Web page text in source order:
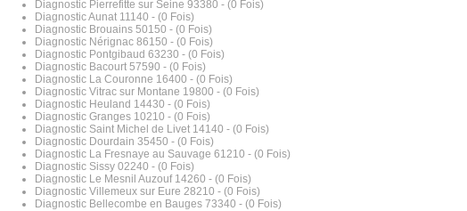
Diagnostic Pierrefitte sur Seine 93380 - (0 Fois)
Diagnostic Aunat 11140 - (0 Fois)
Diagnostic Brouains 50150 - (0 Fois)
Diagnostic Nérignac 86150 - (0 Fois)
Diagnostic Pontgibaud 63230 - (0 Fois)
Diagnostic Bacourt 57590 - (0 Fois)
Diagnostic La Couronne 16400 - (0 Fois)
Diagnostic Vitrac sur Montane 19800 - (0 Fois)
Diagnostic Heuland 14430 - (0 Fois)
Diagnostic Granges 10210 - (0 Fois)
Diagnostic Saint Michel de Livet 14140 - (0 Fois)
Diagnostic Dourdain 35450 - (0 Fois)
Diagnostic La Fresnaye au Sauvage 61210 - (0 Fois)
Diagnostic Sissy 02240 - (0 Fois)
Diagnostic Le Mesnil Auzouf 14260 - (0 Fois)
Diagnostic Villemeux sur Eure 28210 - (0 Fois)
Diagnostic Bellecombe en Bauges 73340 - (0 Fois)